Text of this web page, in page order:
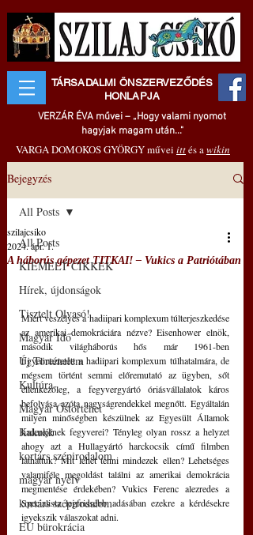
TÁRSADALMI ÖNSZERVEZŐDÉS
HONLAPJA
VERZÁR ÉVA művei – „Hogy valami nyomot
hagyjak magam után..."
VARGA DOMOKOS GYÖRGY művei ittés awikin
Bejegyzés
All Posts
KIEMELT CIKKEK
Hírek, újdonságok
Tisztelt Olvasó!
Magyar Idő
Új Történelem
Kultúra
Magyar Őstörténet
Kakukk
kortárs szépirodalom
magyar nyelv
kortárs szépirodalom
EU bürokrácia
All Posts
A háborús gépezet TITKAI! – Vukics a Patriótában
szilajcsiko
2024. ápr. 1.
Miért veszélyes a hadiipari komplexum túlterjeszkedése
az amerikai demokráciára nézve? Eisenhower elnök,
második világháborús hős már 1961-ben
figyelmeztetett a hadiipari komplexum túlhatalmára, de
mégsem történt semmi előremutató az ügyben, sőt
ellenkezőleg, a fegyvergyártó óriásvállalatok káros
befolyása azóta nagyságrendekkel megnőtt. Egyáltalán
milyen minőségben készülnek az Egyesült Államok
haderejének fegyverei? Tényleg olyan rossz a helyzet
ahogy azt a Hullagyártó harckocsik című filmben
láthattuk? Mit lehet tenni mindezek ellen? Lehetséges
valamiféle megoldást találni az amerikai demokrácia
megmentése érdekében? Vukics Ferenc alezredes a
Specialista legfrissebb adásában ezekre a kérdésekre
igyekszik válaszokat adni.